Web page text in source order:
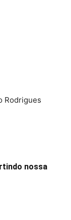
Rodrigues
nossa